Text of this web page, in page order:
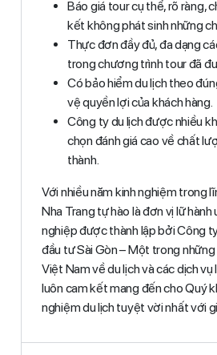
Báo giá tour cụ thể, rõ ràng,
kết không phát sinh những
Thực đơn đầy đủ, đa dạng
trong chương trình tour đã
Có bảo hiểm du lịch theo
vệ quyền lợi của khách hàng.
Công ty du lịch được nhiều
chọn đánh giá cao về chất
thành.
Với nhiều năm kinh nghiệm trong
Nha Trang tự hào là đơn vị lữ hành
nghiệp được thành lập bởi Công
đầu tư Sài Gòn – Một trong
Việt Nam về du lịch và các dịch vụ
luôn cam kết mang đến cho Quý
nghiệm du lịch tuyệt vời nhất với